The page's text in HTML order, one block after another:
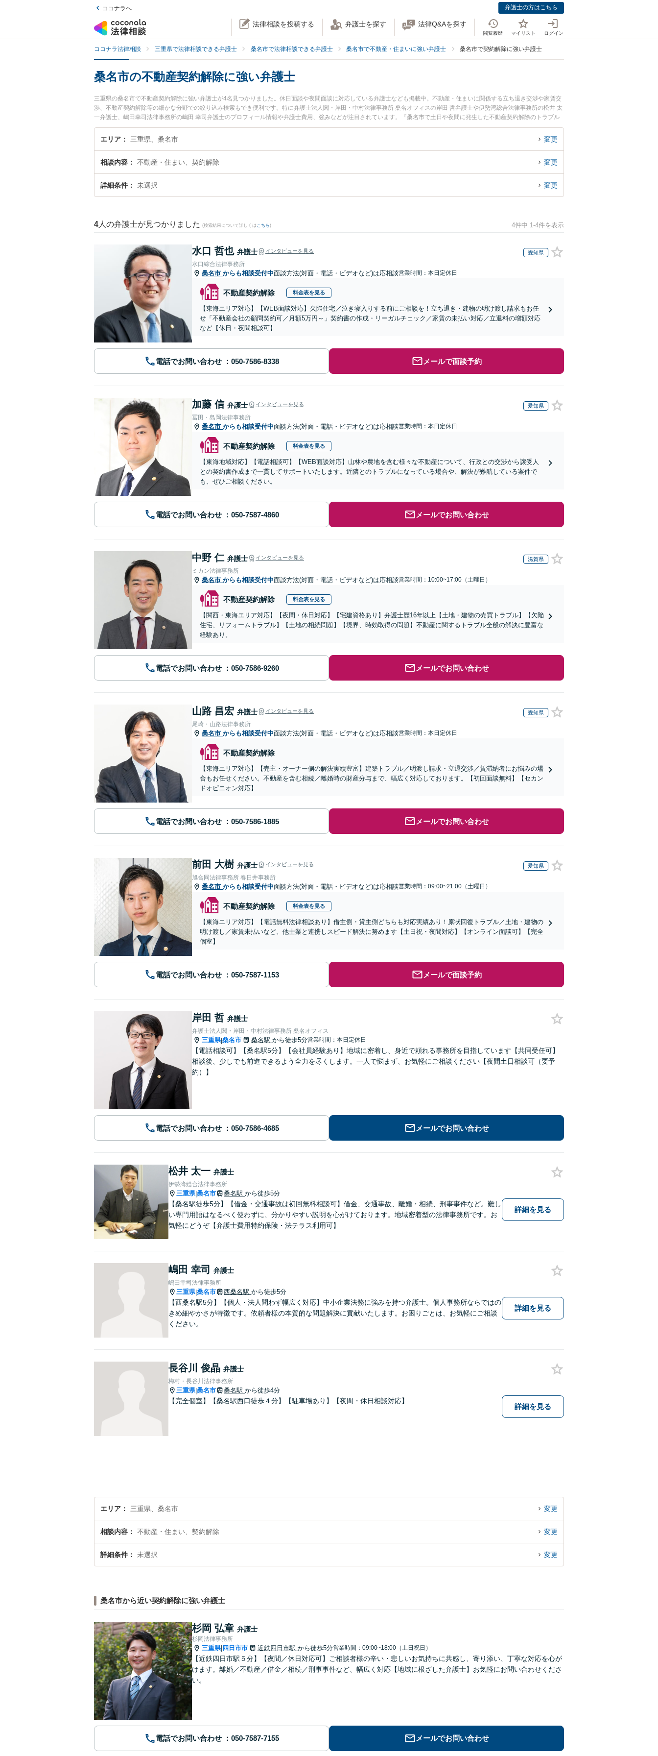
ココナラへ 弁護士の方はこちら
法律相談を投稿する 弁護士を探す 法律Q&Aを探す
閲覧履歴 マイリスト ログイン
ココナラ法律相談 三重県で法律相談できる弁護士 桑名市で法律相談できる弁護士 桑名市で不動産・住まいに強い弁護士 桑名市で契約解除に強い弁護士
桑名市の不動産契約解除に強い弁護士
三重県の桑名市で不動産契約解除に強い弁護士が4名見つかりました。休日面談や夜間面談に対応している弁護士なども掲載中。不動産・住まいに関係する立ち退き交渉や家賃交
渉、不動産契約解除等の細かな分野での絞り込み検索もでき便利です。特に弁護士法人関・岸田・中村法律事務所 桑名オフィスの岸田 哲弁護士や伊勢湾総合法律事務所の松井 太
一弁護士、嶋田幸司法律事務所の嶋田 幸司弁護士のプロフィール情報や弁護士費用、強みなどが注目されています。『桑名市で土日や夜間に発生した不動産契約解除のトラブル
を今すぐに弁護士に相談したい』『不動産契約解除のトラブル解決の実績豊富な近くの弁護士を検索したい』『初回相談無料で不動産契約解除を法律相談できる桑名市内の弁護士
に相談予約したい』などでお困りの相談者さんにおすすめです。
エリア 三重県、桑名市 変更
相談内容 不動産・住まい、契約解除 変更
詳細条件 未選択 変更
4 人の弁護士が見つかりました (検索結果について詳しくは こちら) 4件中 1-4件を表示
水口 哲也 弁護士 インタビューを見る 愛知県
水口綜合法律事務所
桑名市 からも相談受付中面談方法(対面・電話・ビデオなど)は応相談営業時間：本日定休日
不動産契約解除 料金表を見る
【東海エリア対応】【WEB面談対応】欠陥住宅／泣き寝入りする前にご相談を！立ち退き・建物の明け渡し請求もお任
せ「不動産会社の顧問契約可／月額5万円～」契約書の作成・リーガルチェック／家賃の未払い対応／立退料の増額対応
など【休日・夜間相談可】
電話でお問い合わせ メールで面談予約
加藤 信 弁護士 インタビューを見る 愛知県
冨田・島岡法律事務所
桑名市 からも相談受付中面談方法(対面・電話・ビデオなど)は応相談営業時間：本日定休日
不動産契約解除 料金表を見る
【東海地域対応】【電話相談可】【WEB面談対応】山林や農地を含む様々な不動産について、行政との交渉から譲受人
との契約書作成まで一貫してサポートいたします。近隣とのトラブルになっている場合や、解決が難航している案件で
も、ぜひご相談ください。
電話でお問い合わせ メールでお問い合わせ
中野 仁 弁護士 インタビューを見る 滋賀県
ミカン法律事務所
桑名市 からも相談受付中面談方法(対面・電話・ビデオなど)は応相談営業時間：10:00~17:00（土曜日）
不動産契約解除 料金表を見る
【関西・東海エリア対応】【夜間・休日対応】【宅建資格あり】弁護士歴16年以上【土地・建物の売買トラブル】【欠陥
住宅、リフォームトラブル】【土地の相続問題】【境界、時効取得の問題】不動産に関するトラブル全般の解決に豊富な
経験あり。
電話でお問い合わせ メールでお問い合わせ
山路 昌宏 弁護士 インタビューを見る 愛知県
尾崎・山路法律事務所
桑名市 からも相談受付中面談方法(対面・電話・ビデオなど)は応相談営業時間：本日定休日
不動産契約解除
【東海エリア対応】【売主・オーナー側の解決実績豊富】建築トラブル／明渡し請求・立退交渉／賃滞納者にお悩みの場
合もお任せください。不動産を含む相続／離婚時の財産分与まで、幅広く対応しております。【初回面談無料】【セカン
ドオピニオン対応】
電話でお問い合わせ メールでお問い合わせ
前田 大樹 弁護士 インタビューを見る 愛知県
旭合同法律事務所 春日井事務所
桑名市 からも相談受付中面談方法(対面・電話・ビデオなど)は応相談営業時間：09:00~21:00（土曜日）
不動産契約解除 料金表を見る
【東海エリア対応】【電話無料法律相談あり】借主側・貸主側どちらも対応実績あり！原状回復トラブル／土地・建物の
明け渡し／家賃未払いなど、他士業と連携しスピード解決に努めます【土日祝・夜間対応】【オンライン面談可】【完全
個室】
電話でお問い合わせ メールで面談予約
岸田 哲 弁護士
弁護士法人関・岸田・中村法律事務所 桑名オフィス
三重県|桑名市 桑名駅 から徒歩5分営業時間：本日定休日
【電話相談可】【桑名駅5分】【会社員経験あり】地域に密着し、身近で頼れる事務所を目指しています【共同受任可】
相談後、少しでも前進できるよう全力を尽くします。一人で悩まず、お気軽にご相談ください【夜間土日相談可（要予
約）】
電話でお問い合わせ メールでお問い合わせ
松井 太一 弁護士
伊勢湾総合法律事務所
三重県|桑名市 桑名駅 から徒歩5分
【桑名駅徒歩5分】【借金・交通事故は初回無料相談可】借金、交通事故、離婚・相続、刑事事件など。難し
い専門用語はなるべく使わずに、分かりやすい説明を心がけております。地域密着型の法律事務所です。お
気軽にどうぞ【弁護士費用特約保険・法テラス利用可】
詳細を見る
嶋田 幸司 弁護士
嶋田幸司法律事務所
三重県|桑名市 西桑名駅 から徒歩5分
【西桑名駅5分】【個人・法人問わず幅広く対応】中小企業法務に強みを持つ弁護士。個人事務所ならではの
きめ細やかさが特徴です。依頼者様の本質的な問題解決に貢献いたします。お困りごとは、お気軽にご相談
ください。
詳細を見る
長谷川 俊晶 弁護士
梅村・長谷川法律事務所
三重県|桑名市 桑名駅 から徒歩4分
【完全個室】【桑名駅西口徒歩４分】【駐車場あり】【夜間・休日相談対応】
詳細を見る
エリア 三重県、桑名市 変更
相談内容 不動産・住まい、契約解除 変更
詳細条件 未選択 変更
桑名市から近い契約解除に強い弁護士
杉岡 弘章 弁護士
杉岡法律事務所
三重県| 四日市市 近鉄四日市駅 から徒歩5分営業時間：09:00~18:00（土日祝日）
【近鉄四日市駅５分】【夜間／休日対応可】ご相談者様の辛い・悲しいお気持ちに共感し、寄り添い、丁寧な対応を心が
けます。離婚／不動産／借金／相続／刑事事件など、幅広く対応【地域に根ざした弁護士】お気軽にお問い合わせくださ
い。
電話でお問い合わせ メールでお問い合わせ